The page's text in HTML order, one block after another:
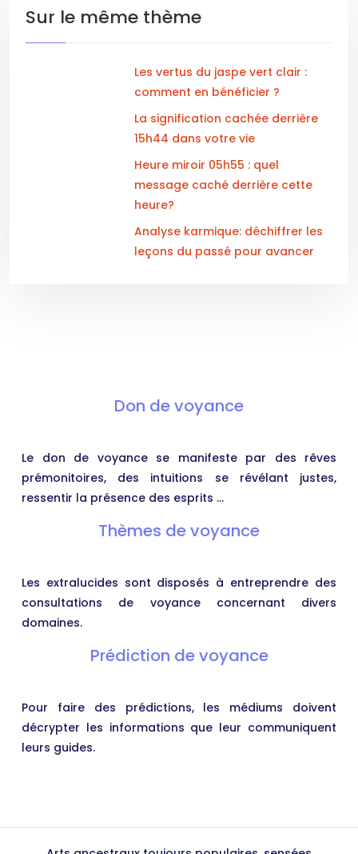
Sur le même thème
Les vertus du jaspe vert clair :
comment en bénéficier ?
La signification cachée derrière
15h44 dans votre vie
Heure miroir 05h55 : quel
message caché derrière cette
heure?
Analyse karmique: déchiffrer les
leçons du passé pour avancer
Don de voyance
Le don de voyance se manifeste par des rêves
prémonitoires, des intuitions se révélant justes,
ressentir la présence des esprits …
Thèmes de voyance
Les extralucides sont disposés à entreprendre des
consultations de voyance concernant divers
domaines.
Prédiction de voyance
Pour faire des prédictions, les médiums doivent
décrypter les informations que leur communiquent
leurs guides.